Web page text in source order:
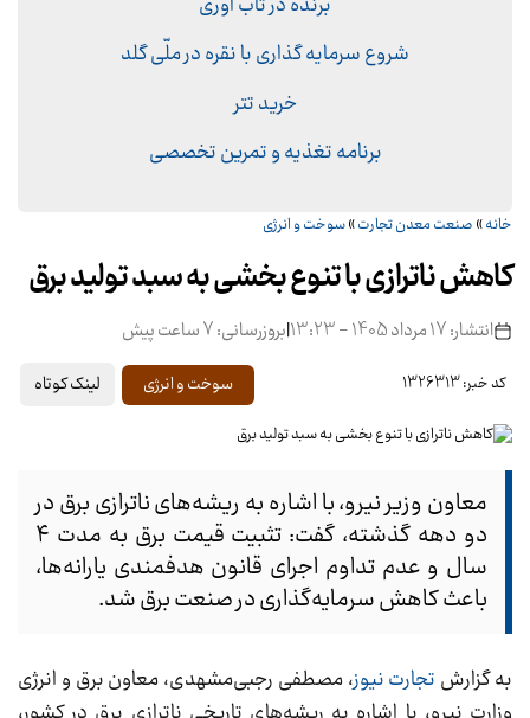
شروع سرمایه گذاری با نقره در ملّی گلد
خرید تتر
برنامه تغذیه و تمرین تخصصی